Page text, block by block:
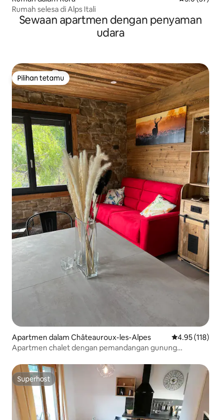
Rumah selesa di Alps Itali
Sewaan apartmen dengan penyaman
udara
Pilihan tetamu
Pilihan tetamu
Apartmen dalam Châteauroux-les-Alpes Penarafan
4.95 (118)
Apartmen chalet dengan pemandangan gunung
Superhost
Superhost